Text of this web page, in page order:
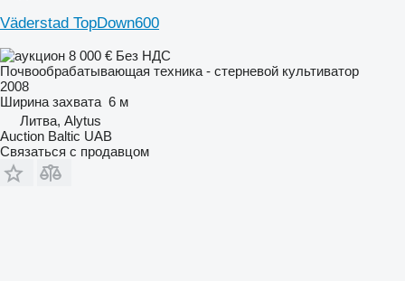
Väderstad TopDown600
8 000 € Без НДС
Почвообрабатывающая техника - стерневой культиватор
2008
Ширина захвата 6 м
Литва, Alytus
Auction Baltic UAB
Связаться с продавцом